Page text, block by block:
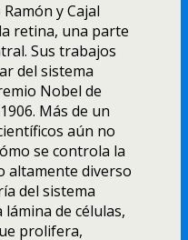
y Cajal
retina, una parte
Sus trabajos
del sistema
Nobel de
Más de un
aún no
se controla la
altamente diverso
del sistema
de células,
prolifera,